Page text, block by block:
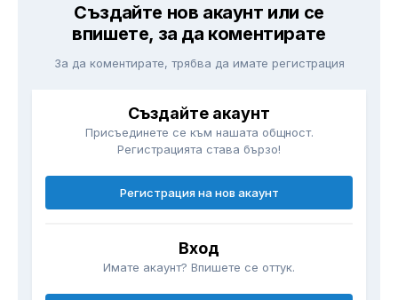
Създайте нов акаунт или се
впишете, за да коментирате
За да коментирате, трябва да имате регистрация
Създайте акаунт
Присъединете се към нашата общност.
Регистрацията става бързо!
Регистрация на нов акаунт
Вход
Имате акаунт? Впишете се оттук.